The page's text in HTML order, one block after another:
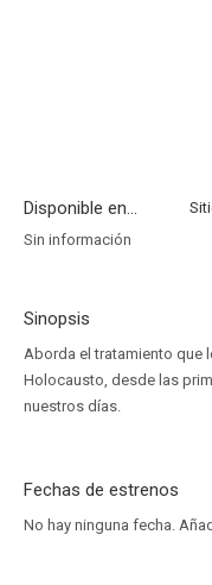
Disponible en...
Sin información
Sinopsis
Aborda el tratamiento que
Holocausto, desde las
nuestros días.
Fechas de estrenos
No hay ninguna fecha.